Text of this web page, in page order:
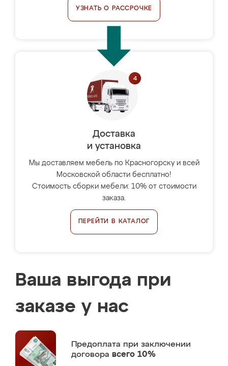
УЗНАТЬ О РАССРОЧКЕ
Доставка
и установка
Мы доставляем мебель по Красногорску и всей
Московской области бесплатно!
Стоимость сборки мебели: 10% от стоимости
заказа.
ПЕРЕЙТИ В КАТАЛОГ
Ваша выгода при
заказе у нас
Предоплата при заключении
договора всего 10%